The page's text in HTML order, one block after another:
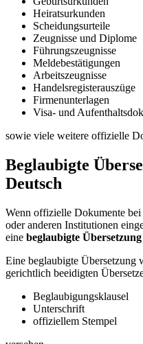
Heiratsurkunden
Scheidungsurteile
Zeugnisse und Diplome
Führungszeugnisse
Meldebestätigungen
Arbeitszeugnisse
Handelsregisterauszüge
Firmenunterlagen
Visa- und
sowie viele weitere offizielle
Beglaubigte
Deutsch
Wenn offizielle Dokumente
oder anderen Institutionen
eine beglaubigte
Eine beglaubigte Übersetzung
gerichtlich beeidigten
Beglaubigungsklausel
Unterschrift
offiziellem Stempel